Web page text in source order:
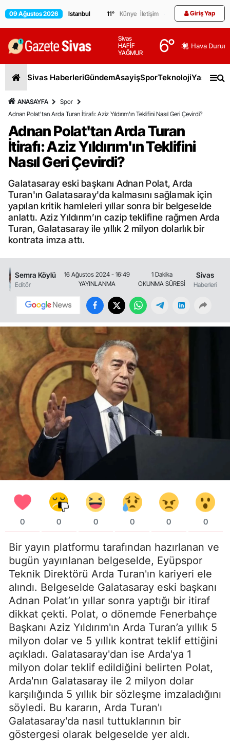
09 Ağustos 2026 11° Künye İletişim Giriş Yap
Sivas
HAFİF
YAĞMUR
6° Hava
Sivas HaberleriGündemAsayişSporTeknolojiYaşam
ANASAYFA
Spor
Adnan Polat'tan Arda Turan İtirafı: Aziz Yıldırım'ın Teklifini Nasıl Geri Çevirdi?
Adnan Polat'tan Arda Turan
İtirafı: Aziz Yıldırım'ın Teklifini
Nasıl Geri Çevirdi?
Galatasaray eski başkanı Adnan Polat, Arda
Turan'ın Galatasaray'da kalmasını sağlamak için
yapılan kritik hamleleri yıllar sonra bir belgeselde
anlattı. Aziz Yıldırım’ın cazip teklifine rağmen Arda
Turan, Galatasaray ile yıllık 2 milyon dolarlık bir
kontrata imza attı.
Semra Köylü
Editör
16 Ağustos 2024 - 16:49
YAYINLANMA
1 Dakika
OKUNMA SÜRESİ
Sivas
Haberleri
0 0 0 0 0 0
Bir yayın platformu tarafından hazırlanan ve
bugün yayınlanan belgeselde, Eyüpspor
Teknik Direktörü Arda Turan'ın kariyeri ele
alındı. Belgeselde Galatasaray eski başkanı
Adnan Polat’ın yıllar sonra yaptığı bir itiraf
dikkat çekti. Polat, o dönemde Fenerbahçe
Başkanı Aziz Yıldırım'ın Arda Turan’a yıllık 5
milyon dolar ve 5 yıllık kontrat teklif ettiğini
açıkladı. Galatasaray'dan ise Arda'ya 1
milyon dolar teklif edildiğini belirten Polat,
Arda'nın Galatasaray ile 2 milyon dolar
karşılığında 5 yıllık bir sözleşme imzaladığını
söyledi. Bu kararın, Arda Turan'ı
Galatasaray'da nasıl tuttuklarının bir
göstergesi olarak belgeselde yer aldı.